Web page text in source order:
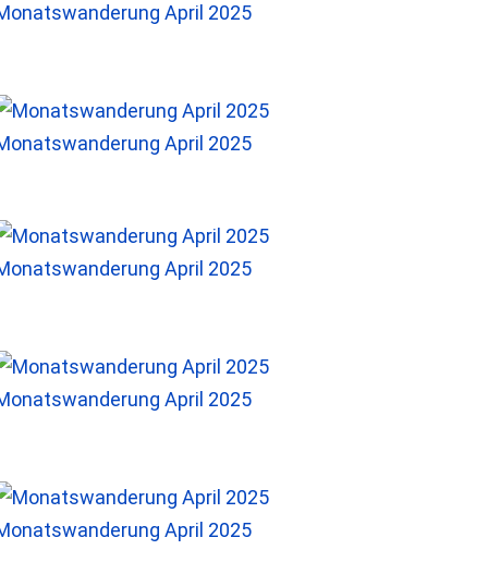
April 2025
April 2025
April 2025
April 2025
April 2025